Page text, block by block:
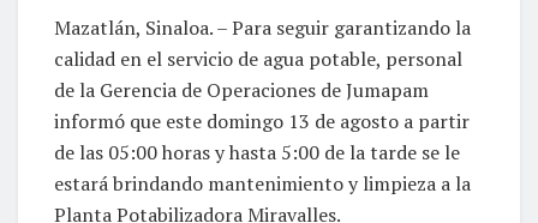
Mazatlán, Sinaloa. – Para seguir garantizando la
calidad en el servicio de agua potable, personal
de la Gerencia de Operaciones de Jumapam
informó que este domingo 13 de agosto a partir
de las 05:00 horas y hasta 5:00 de la tarde se le
estará brindando mantenimiento y limpieza a la
Planta Potabilizadora Miravalles.